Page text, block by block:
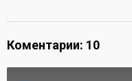
Коментарии: 10